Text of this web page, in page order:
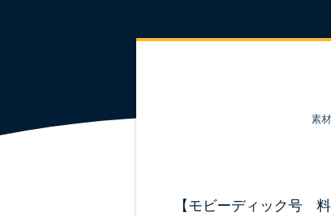
素
【モビーディック号